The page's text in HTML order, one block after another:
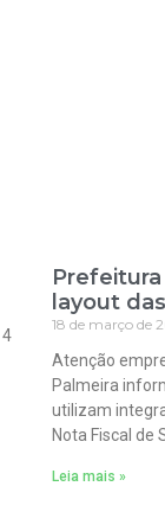
layout
18 de março de
Atenção
Palmeira
utilizam
Nota Fiscal de
Leia mais »